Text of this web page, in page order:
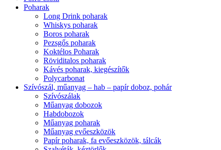
Poharak
Long Drink poharak
Whiskys poharak
Boros poharak
Pezsgős poharak
Koktélos Poharak
Röviditalos poharak
Kávés poharak, kiegészítők
Polycarbonat
Szívószál, műanyag – hab – papír doboz, pohár
Szívószálak
Műanyag dobozok
Habdobozok
Műanyag poharak
Műanyag evőeszközök
Papír poharak, fa evőeszközök, tálcák